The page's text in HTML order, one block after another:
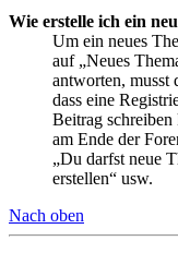
Wie erstelle ich ein
Um ein neues
auf „Neues
antworten, musst
dass eine
Beitrag
am Ende der
„Du darfst neue
erstellen“ usw.
Nach oben